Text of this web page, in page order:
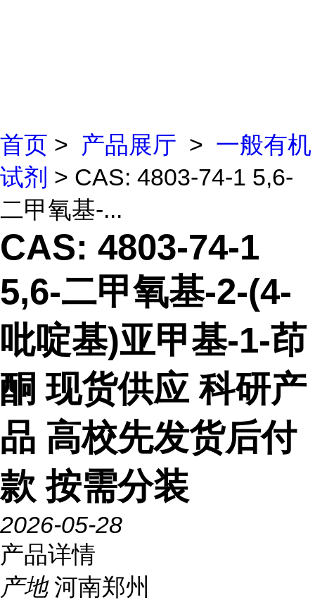
首页 > 产品展厅 > 一般有机
试剂 > CAS: 4803-74-1 5,6-
二甲氧基-...
CAS: 4803-74-1
5,6-二甲氧基-2-(4-
吡啶基)亚甲基-1-茚
酮 现货供应 科研产
品 高校先发货后付
款 按需分装
2026-05-28
产品详情
产地 河南郑州